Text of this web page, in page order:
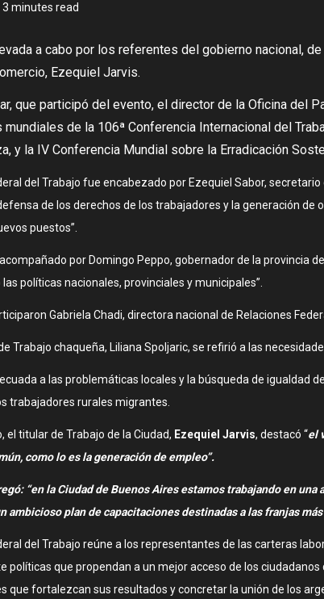
3 minutes read
a cabo por los referentes del gobierno nacional,
Ezequiel Jarvis.
que participó del evento, el director de la Oficina del
de la 106ª Conferencia Internacional del
y la IV Conferencia Mundial sobre la Erradicación
del Trabajo fue encabezado por Ezequiel Sabor,
de los derechos de los trabajadores y la generación
puestos”.
por Domingo Peppo, gobernador de la provincia
políticas nacionales, provinciales y municipales”.
Gabriela Chadi, directora nacional de Relaciones
Trabajo chaqueña, Liliana Spoljaric, se refirió a las
a las problemáticas locales y la búsqueda de igualdad
trabajadores rurales migrantes.
el titular de Trabajo de la Ciudad, Ezequiel Jarvis, destacó “el
como lo es la generación de empleo”.
“en la Ciudad de Buenos Aires estamos trabajando en
ambicioso plan de capacitaciones destinadas a las franjas
del Trabajo reúne a los representantes de las carteras
políticas que propendan a un mejor acceso de los
que fortalezcan sus resultados y concretar la unión de los